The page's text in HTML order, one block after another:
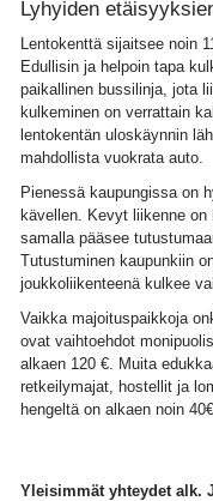
Lyhyiden
Lentokenttä sijaitsee noin
Edullisin ja helpoin tapa
paikallinen bussilinja, jota
kulkeminen on verrattain
lentokentän uloskäynnin
mahdollista vuokrata auto.
Pienessä kaupungissa on
kävellen. Kevyt liikenne
samalla pääsee
Tutustuminen kaupunkiin
joukkoliikenteenä kulkee
Vaikka majoituspaikkoja
ovat vaihtoehdot
alkaen 120 €. Muita
retkeilymajat, hostellit ja
hengeltä on alkaen noin
Yleisimmät yhteydet alk.